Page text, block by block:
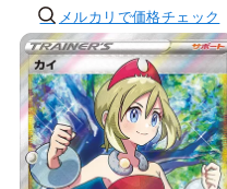
メルカリで価格チェック